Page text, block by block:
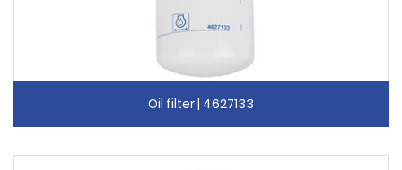
Oil filter | 4627133